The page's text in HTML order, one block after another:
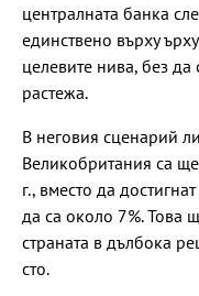
централната банка
единствено върху
целевите нива, без да
растежа.
В неговия сценарий
Великобритания са
г., вместо да
да са около 7%. Това
страната в дълбока
сто.